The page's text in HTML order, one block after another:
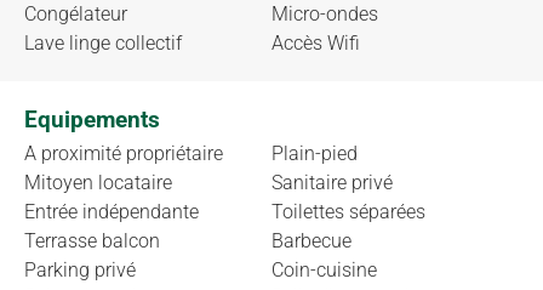
Congélateur
Lave linge collectif
Micro-ondes
Accès Wifi
Equipements
A proximité propriétaire
Mitoyen locataire
Entrée indépendante
Terrasse balcon
Parking privé
Plain-pied
Sanitaire privé
Toilettes séparées
Barbecue
Coin-cuisine